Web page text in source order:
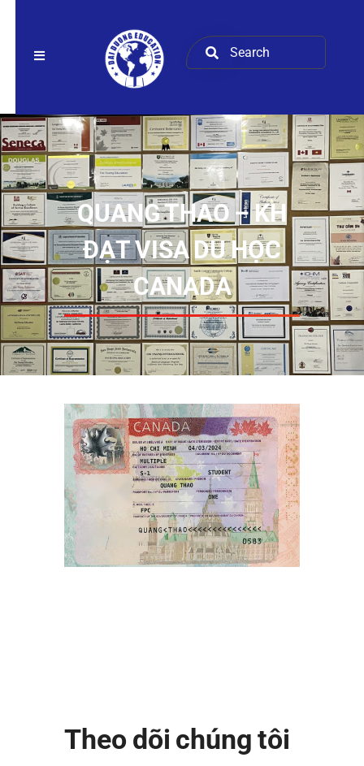
QUANG THAO – KH
ĐẠT VISA DU HỌC
CANADA
Theo dõi chúng tôi